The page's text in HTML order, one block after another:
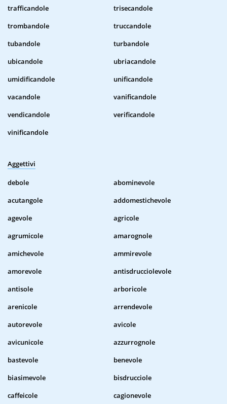
trafficandole
trisecandole
trombandole
truccandole
tubandole
turbandole
ubicandole
ubriacandole
umidificandole
unificandole
vacandole
vanificandole
vendicandole
verificandole
vinificandole
Aggettivi
debole
abominevole
acutangole
addomestichevole
agevole
agricole
agrumicole
amarognole
amichevole
ammirevole
amorevole
antisdrucciolevole
antisole
arboricole
arenicole
arrendevole
autorevole
avicole
avicunicole
azzurrognole
bastevole
benevole
biasimevole
bisdrucciole
caffeicole
cagionevole